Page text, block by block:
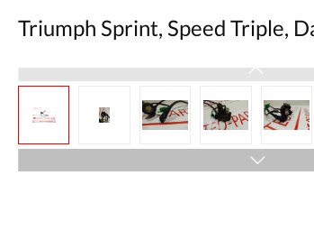
Triumph Sprint, Speed Triple,